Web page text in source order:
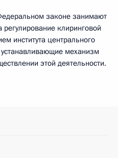
законе занимают
клиринговой
института центрального
механизм
этой деятельности.